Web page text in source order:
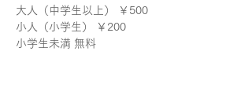
大人（中学生以上） ￥500
小人（小学生） ￥200
小学生未満 無料